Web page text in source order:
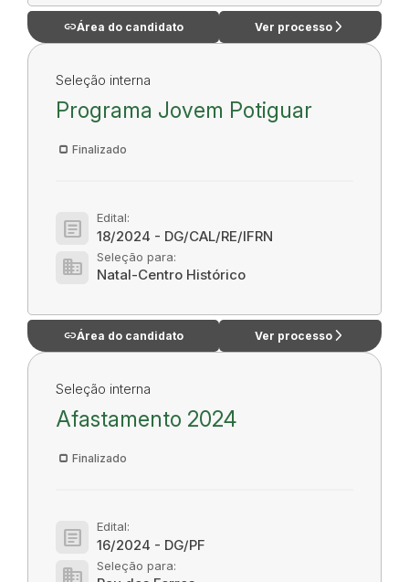
linkÁrea do candidato Ver processo arrow_forward_ios
Seleção interna
Programa Jovem Potiguar
Finalizado
article Edital:
18/2024 - DG/CAL/RE/IFRN
domain Seleção para:
Natal-Centro Histórico
linkÁrea do candidato Ver processo arrow_forward_ios
Seleção interna
Afastamento 2024
Finalizado
article Edital:
16/2024 - DG/PF
domain Seleção para: